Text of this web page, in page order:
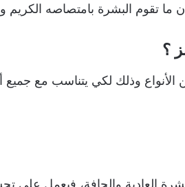
ما تقوم البشرة بامتصاصه
؟
الأنواع وذلك لكي يتناسب مع جميع